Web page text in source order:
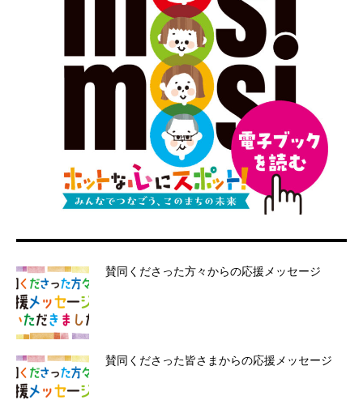
賛同くださった方々からの応援メッセージ
賛同くださった皆さまからの応援メッセージ